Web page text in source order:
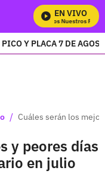
EN VIVO
Mira Todos Nuestros
PICO Y PLACA 7 DE
/ Cuáles serán los
y peores días
en julio